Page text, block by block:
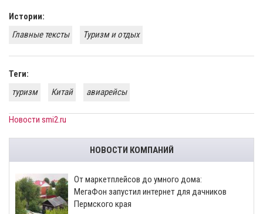
Истории:
Главные тексты
Туризм и отдых
Теги:
туризм
Китай авиарейсы
Новости smi2.ru
НОВОСТИ КОМПАНИЙ
От маркетплейсов до умного дома:
МегаФон запустил интернет для дачников
Пермского края